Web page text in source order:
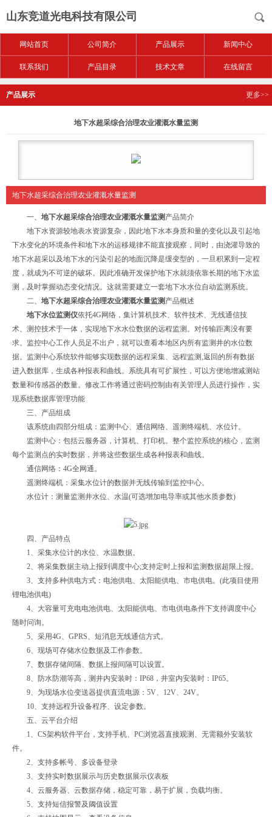
山东竞道光电科技有限公司
网站首页 公司简介 产品展示 新闻中心
联系我们 产品目录 技术文章 在线留言
产品展示 更多>>
地下水超采综合治理农业灌溉水量监测
地下水超采综合治理农业灌溉水量监测
一、 地下水超采综合治理农业灌溉水量监测 产品简介
地下水资源较地表水资源复杂，因此地下水本身质和量的变化以及引起地
下水变化的环境条件和地下水的运移规律不能直接观察，同时，由浇灌导致的
地下水超采以及地下水的污染引起的地面沉降是缓变型的，一旦积累到一定程
度，就成为不可逆的破坏。因此准确开发保护地下水就须依靠长期的地下水监
测，及时掌握动态变化情况。这就需要建立一套地下水水位自动监测系统。
二、 地下水超采综合治理农业灌溉水量监测 产品概述
地下水位监测仪依托4G网络，集计算机技术、软件技术、无线通信技
术、测控技术于一体，实现地下水水位数据的远程监测。对传输距离没有要
求。监控中心工作人员足不出户，就可以查看本地区内所有监测井的水位数
据。监测中心系统软件能够实现数据的远程采集、远程监测,返回的所有数据
进入数据库，生成各种报表和曲线。系统具有可扩展性，可以方便地增减测站
数量和传感器的数量。修改工作将通过密码控制由有关管理人员进行操作，实
现系统数据库管理功能
三、产品组成
该系统由四部分组成：监测中心、通信网络、遥测终端机、水位计。
监测中心：包括云服务器，计算机、打印机。整个监控系统的核心，监测
每个监测点的实时数据，并将这些数据生成各种报表和曲线。
通信网络：4G全网通。
遥测终端机：采集水位计的数据并无线传输到监控中心。
水位计：测量监测井水位、水温(可选增加电导率或其他水质参数)
四、产品特点
1、采集水位计的水位、水温数据。
2、将采集数据主动上报到调度中心;支持定时上报和监测数据超限上报。
3、支持多种供电方式：电池供电、太阳能供电、市电供电。(此项目使用
锂电池供电)
4、大容量可充电电池供电、太阳能供电、市电供电条件下支持调度中心
随时问询。
5、采用4G、GPRS、短消息无线通信方式。
6、现场可存储水位数据及工作参数。
7、数据存储间隔、数据上报间隔可以设置。
8、防水防潮等高，测井内安装时：IP68，井室内安装时：IP65。
9、为现场水位变送器提供直流电源：5V、12V、24V。
10、支持远程升设备程序、设定参数。
五、云平台介绍
1、CS架构软件平台，支持手机、PC浏览器直接观测、无需额外安装软
件。
2、支持多帐号、多设备登录
3、支持实时数据展示与历史数据展示仪表板
4、云服务器、云数据存储，稳定可靠，易于扩展，负载均衡。
5、支持短信报警及阈值设置